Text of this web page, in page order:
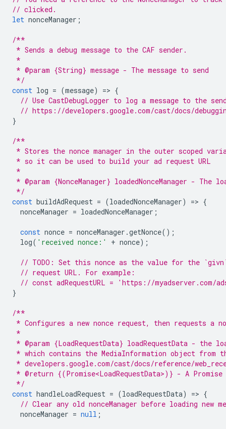
// clicked.
let nonceManager ;
/**
* Sends a debug message to the CAF sender.
*
* @param {String} message - The message to send
*/
const log = (message) => {
// Use CastDebugLogger to log a message to the
// https://developers.google.com/cast/docs/
}
/**
* Stores the nonce manager in the outer scoped
* so it can be used to build your ad request URL
*
* @param {NonceManager} loadedNonceManager - The
*/
const buildAdRequest = (loadedNonceManager) => {
nonceManager = loadedNonceManager ;
const nonce = nonceManager .getNonce();
log( 'received nonce:' + nonce);
// TODO: Set this nonce as the value for the
// request URL. For example:
// const adRequestURL = 'https://myadserver.com/
}
/**
* Configures a new nonce request, then requests a
*
* @param {LoadRequestData} loadRequestData - the
* which contains the MediaInformation object from
* developers.google.com/cast/docs/reference/
* @return {(Promise<LoadRequestData>)} - A
*/
const handleLoadRequest = (loadRequestData) => {
// Clear any old nonceManager before loading new
nonceManager = null ;